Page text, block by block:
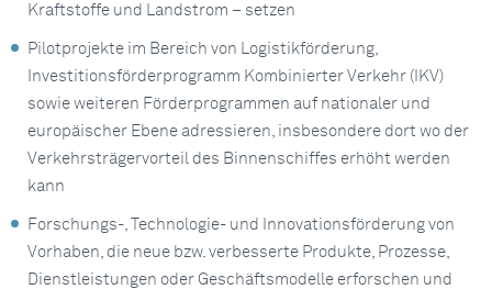
Kraftstoffe und Landstrom – setzen
Pilotprojekte im Bereich von Logistikförderung,
Investitionsförderprogramm Kombinierter Verkehr (IKV)
sowie weiteren Förderprogrammen auf nationaler und
europäischer Ebene adressieren, insbesondere dort wo der
Verkehrsträgervorteil des Binnenschiffes erhöht werden
kann
Forschungs-, Technologie- und Innovationsförderung von
Vorhaben, die neue bzw. verbesserte Produkte, Prozesse,
Dienstleistungen oder Geschäftsmodelle erforschen und